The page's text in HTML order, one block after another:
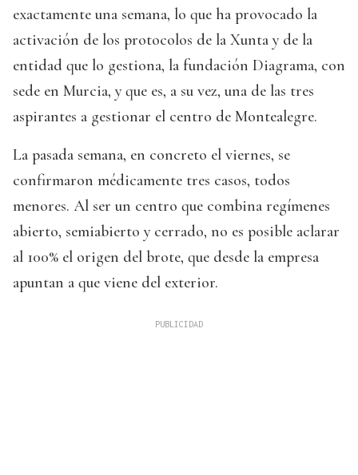
exactamente una semana, lo que ha provocado la
activación de los protocolos de la Xunta y de la
entidad que lo gestiona, la fundación Diagrama, con
sede en Murcia, y que es, a su vez, una de las tres
aspirantes a gestionar el centro de Montealegre.
La pasada semana, en concreto el viernes, se
confirmaron médicamente tres casos, todos
menores. Al ser un centro que combina regímenes
abierto, semiabierto y cerrado, no es posible aclarar
al 100% el origen del brote, que desde la empresa
apuntan a que viene del exterior.